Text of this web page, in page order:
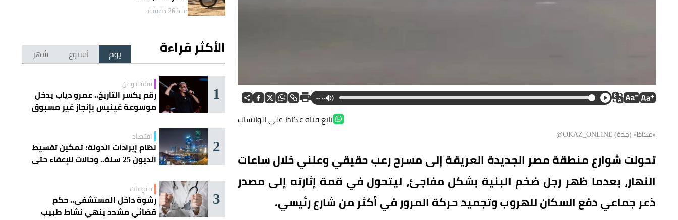
--:--
تابع قناة عكاظ على الواتساب
«عكاظ» (جدة) OKAZ_ONLINE@
تحولت شوارع منطقة مصر الجديدة العريقة إلى مسرح رعب حقيقي وعلني خلال ساعات
النهار، بعدما ظهر رجل ضخم البنية بشكل مفاجئ، ليتحول في قمة إثارته إلى مصدر
ذعر جماعي دفع السكان للهروب وتجميد حركة المرور في أكثر من شارع رئيسي.
منذ 26 دقيقة
الأكثر قراءة يوم أسبوع شهر
1 ثقافة وفن
رقم يكسر التاريخ.. عمرو دياب يدخل
موسوعة غينيس بإنجاز غير مسبوق
2 اقتصاد
نظام إيرادات الدولة: تمكين تقسيط
الديون 25 سنة.. وحالات للإعفاء حتى
3 منوعات
رشوة داخل المستشفى.. حكم
قضائي مشدد ينهي نشاط طبيب